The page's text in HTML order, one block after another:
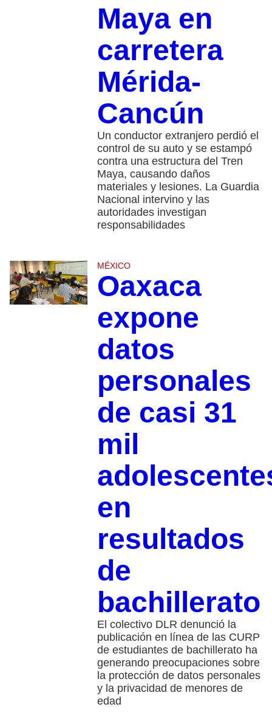
Maya en
carretera
Mérida-
Cancún
Un conductor extranjero perdió el
control de su auto y se estampó
contra una estructura del Tren
Maya, causando daños
materiales y lesiones. La Guardia
Nacional intervino y las
autoridades investigan
responsabilidades
MÉXICO
Oaxaca
expone
datos
personales
de casi 31
mil
en
resultados
de
bachillerato
El colectivo DLR denunció la
publicación en línea de las CURP
de estudiantes de bachillerato ha
generando preocupaciones sobre
la protección de datos personales
y la privacidad de menores de
edad